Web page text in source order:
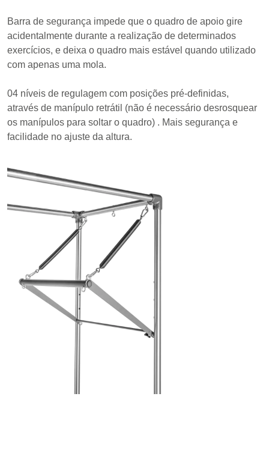
Barra de segurança impede que o quadro de apoio gire
acidentalmente durante a realização de determinados
exercícios, e deixa o quadro mais estável quando utilizado
com apenas uma mola.
04 níveis de regulagem com posições pré-definidas,
através de manípulo retrátil (não é necessário desrosquear
os manípulos para soltar o quadro) . Mais segurança e
facilidade no ajuste da altura.